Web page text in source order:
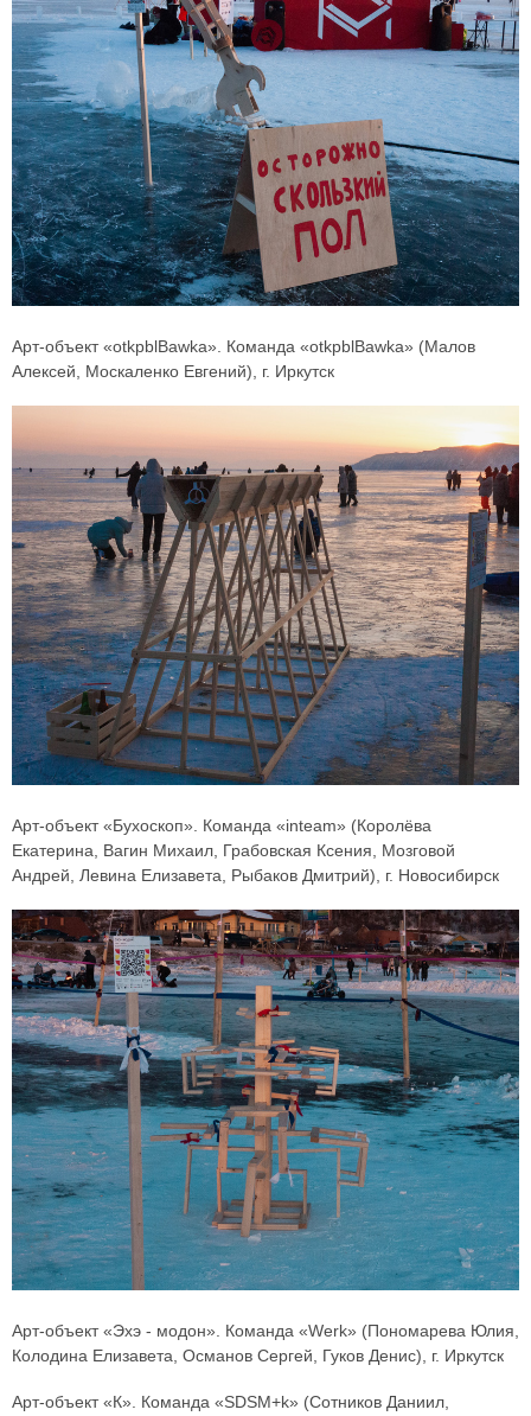
Арт-объект «otkpblBawka». Команда «otkpblBawka» (Малов
Алексей, Москаленко Евгений), г. Иркутск
Арт-объект «Бухоскоп». Команда «inteam» (Королёва
Екатерина, Вагин Михаил, Грабовская Ксения, Мозговой
Андрей, Левина Елизавета, Рыбаков Дмитрий), г. Новосибирск
Арт-объект «Эхэ - модон». Команда «Werk» (Пономарева Юлия,
Колодина Елизавета, Османов Сергей, Гуков Денис), г. Иркутск
Арт-объект «К». Команда «SDSM+k» (Сотников Даниил,